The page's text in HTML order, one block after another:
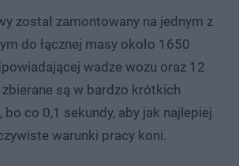
został zamontowany na jednym z
do łącznej masy około 1650
wadze wozu oraz 12
zbierane są w bardzo krótkich
co 0,1 sekundy, aby jak najlepiej
warunki pracy koni.